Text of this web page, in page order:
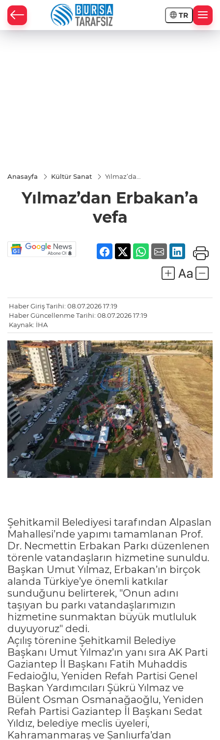
TR
Anasayfa Kültür Sanat
Yılmaz’dan
vefa
Yılmaz’dan Erbakan’a
vefa
Haber Giriş Tarihi: 08.07.2026 17:19
Haber Güncellenme Tarihi: 08.07.2026 17:19
Kaynak: İHA
Şehitkamil Belediyesi tarafından Alpaslan
Mahallesi’nde yapımı tamamlanan Prof.
Dr. Necmettin Erbakan Parkı düzenlenen
törenle vatandaşların hizmetine sunuldu.
Başkan Umut Yılmaz, Erbakan’ın birçok
alanda Türkiye’ye önemli katkılar
sunduğunu belirterek, "Onun adını
taşıyan bu parkı vatandaşlarımızın
hizmetine sunmaktan büyük mutluluk
duyuyoruz" dedi.
Açılış törenine Şehitkamil Belediye
Başkanı Umut Yılmaz’ın yanı sıra AK Parti
Gaziantep İl Başkanı Fatih Muhaddis
Fedaioğlu, Yeniden Refah Partisi Genel
Başkan Yardımcıları Şükrü Yılmaz ve
Bülent Osman Osmanağaoğlu, Yeniden
Refah Partisi Gaziantep İl Başkanı Sedat
Yıldız, belediye meclis üyeleri,
Kahramanmaraş ve Şanlıurfa’dan